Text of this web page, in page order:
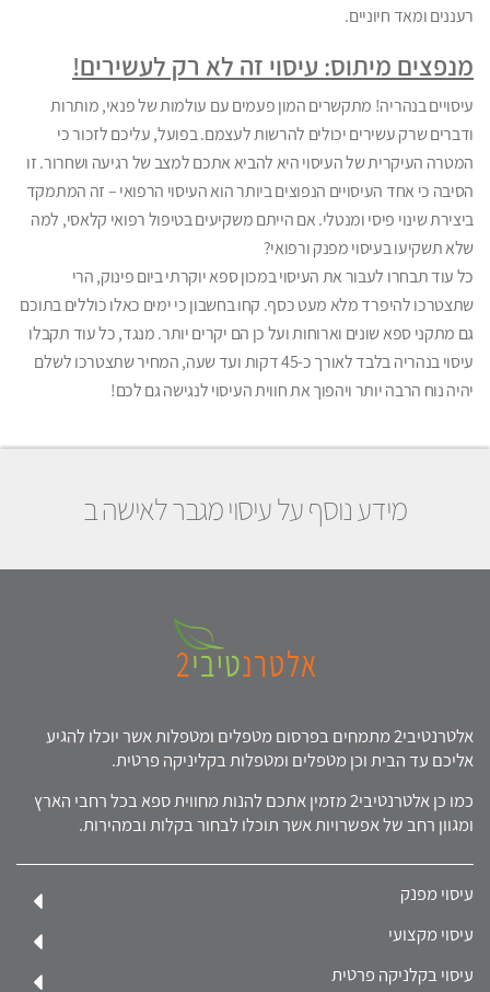
רעננים ומאד חיוניים.
מנפצים מיתוס: עיסוי זה לא רק לעשירים!
עיסויים בנהריה! מתקשרים המון פעמים עם עולמות של פנאי, מותרות
ודברים שרק עשירים יכולים להרשות לעצמם. בפועל, עליכם לזכור כי
המטרה העיקרית של העיסוי היא להביא אתכם למצב של רגיעה ושחרור. זו
הסיבה כי אחד העיסויים הנפוצים ביותר הוא העיסוי הרפואי – זה המתמקד
ביצירת שינוי פיסי ומנטלי. אם הייתם משקיעים בטיפול רפואי קלאסי, למה
שלא תשקיעו בעיסוי מפנק ורפואי?
כל עוד תבחרו לעבור את העיסוי במכון ספא יוקרתי ביום פינוק, הרי
שתצטרכו להיפרד מלא מעט כסף. קחו בחשבון כי ימים כאלו כוללים בתוכם
גם מתקני ספא שונים וארוחות ועל כן הם יקרים יותר. מנגד, כל עוד תקבלו
עיסוי בנהריה בלבד לאורך כ-45 דקות ועד שעה, המחיר שתצטרכו לשלם
יהיה נוח הרבה יותר ויהפוך את חווית העיסוי לנגישה גם לכם!
מידע נוסף על עיסוי מגבר לאישה ב
אלטרנטיבי2 מתמחים בפרסום מטפלים ומטפלות אשר יוכלו להגיע
אליכם עד הבית וכן מטפלים ומטפלות בקליניקה פרטית.
כמו כן אלטרנטיבי2 מזמין אתכם להנות מחווית ספא בכל רחבי הארץ
ומגוון רחב של אפשרויות אשר תוכלו לבחור בקלות ובמהירות.
עיסוי מפנק
עיסוי מקצועי
עיסוי בקלניקה פרטית